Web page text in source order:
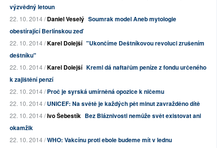
výzvědný letoun
22. 10. 2014 /Daniel Veselý Soumrak model Aneb mytologie
obestírající Berlínskou zeď
22. 10. 2014 /Karel Dolejší "Ukončíme Deštníkovou revoluci zrušením
deštníku"
22. 10. 2014 /Karel Dolejší Kreml dá naftařům peníze z fondu určeného
k zajištění penzí
22. 10. 2014 /Proč je syrská umírněná opozice k ničemu
22. 10. 2014 /UNICEF: Na světě je každých pět minut zavražděno dítě
22. 10. 2014 /Ivo Šebestík Bez Bláznivosti nemůže svět existovat ani
okamžik
22. 10. 2014 /WHO: Vakcínu proti ebole budeme mít v lednu